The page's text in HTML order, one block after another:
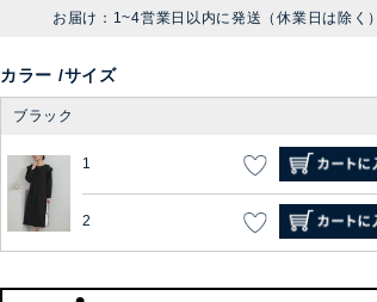
お届け：1~4営業日以内に発送（休業日は除く）
カラー サイズ
ブラック
1
2